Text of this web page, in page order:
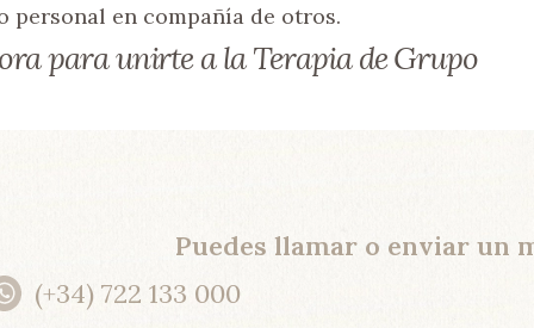
en compañía de otros.
para unirte a la Terapia de Grupo
Puedes llamar o enviar un
(+34) 722 133 000